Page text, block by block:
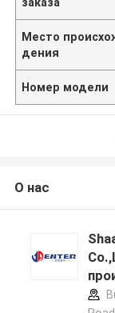
Место
дения
Номер модели
О нас